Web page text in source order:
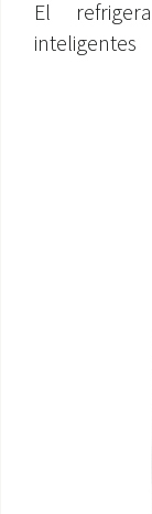
El
inteligentes